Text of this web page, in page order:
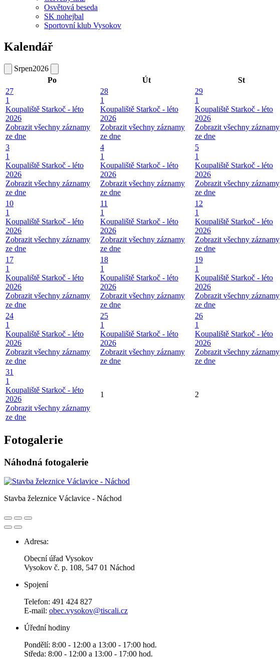
Osvětová beseda
SK nohejbal
Sportovní klub Vysokov
Kalendář
Srpen2026
Po
Út St
27
1
Koupaliště Starkoč - léto
2026
Zobrazit všechny záznamy
ze dne
28
1
Koupaliště Starkoč - léto
2026
Zobrazit všechny záznamy
ze dne
29
1
Koupaliště Starkoč - léto
2026
Zobrazit všechny záznamy
ze dne
3
1
Koupaliště Starkoč - léto
2026
Zobrazit všechny záznamy
ze dne
4
1
Koupaliště Starkoč - léto
2026
Zobrazit všechny záznamy
ze dne
5
1
Koupaliště Starkoč - léto
2026
Zobrazit všechny záznamy
ze dne
10
1
Koupaliště Starkoč - léto
2026
Zobrazit všechny záznamy
ze dne
11
1
Koupaliště Starkoč - léto
2026
Zobrazit všechny záznamy
ze dne
12
1
Koupaliště Starkoč - léto
2026
Zobrazit všechny záznamy
ze dne
17
1
Koupaliště Starkoč - léto
2026
Zobrazit všechny záznamy
ze dne
18
1
Koupaliště Starkoč - léto
2026
Zobrazit všechny záznamy
ze dne
19
1
Koupaliště Starkoč - léto
2026
Zobrazit všechny záznamy
ze dne
24
1
Koupaliště Starkoč - léto
2026
Zobrazit všechny záznamy
ze dne
25
1
Koupaliště Starkoč - léto
2026
Zobrazit všechny záznamy
ze dne
26
1
Koupaliště Starkoč - léto
2026
Zobrazit všechny záznamy
ze dne
31
1
Koupaliště Starkoč - léto
2026
Zobrazit všechny záznamy
ze dne
1 2
Fotogalerie
Náhodná fotogalerie
Stavba železnice Václavice - Náchod
Adresa:
Obecní úřad Vysokov
Vysokov č. p. 108, 547 01 Náchod
Spojení
Telefon: 491 424 827
E-mail: obec.vysokov@tiscali.cz
Úřední hodiny
Pondělí: 8:00 - 12:00 a 13:00 - 17:00 hod.
Středa: 8:00 - 12:00 a 13:00 - 17:00 hod.